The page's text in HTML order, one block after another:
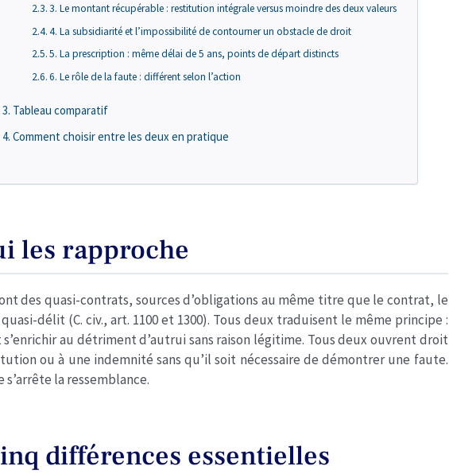
3. Le montant récupérable : restitution intégrale versus moindre des deux valeurs
4. La subsidiarité et l’impossibilité de contourner un obstacle de droit
5. La prescription : même délai de 5 ans, points de départ distincts
6. Le rôle de la faute : différent selon l’action
Tableau comparatif
Comment choisir entre les deux en pratique
les rapproche
des quasi-contrats, sources d’obligations au même titre que le contrat, le
délit (C. civ., art. 1100 et 1300). Tous deux traduisent le même principe :
au détriment d’autrui sans raison légitime. Tous deux ouvrent droit
ou à une indemnité sans qu’il soit nécessaire de démontrer une faute.
s’arrête la ressemblance.
différences essentielles